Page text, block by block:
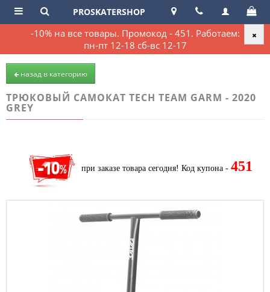
-10% на все товары. Промокод - 451. Работаем:
пн-пт 12-18 сб-вс 12-17
PROSKATERSHOP
назад в категорию
ТРЮКОВЫЙ САМОКАТ TECH TEAM GARM - 2020
GREY
при заказе товара сегодня! Код купона - 451